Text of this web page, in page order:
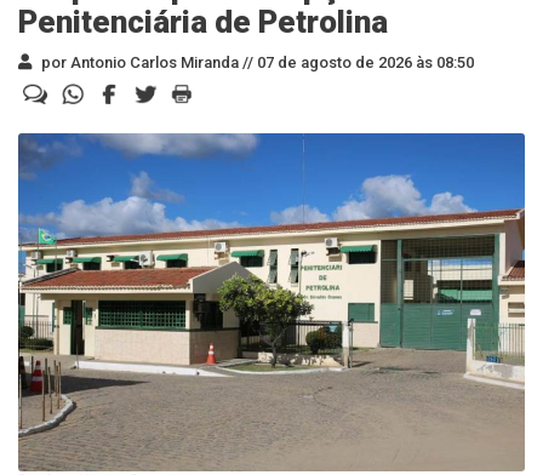
Penitenciária de Petrolina
por Antonio Carlos Miranda // 07 de agosto de 2026 às 08:50